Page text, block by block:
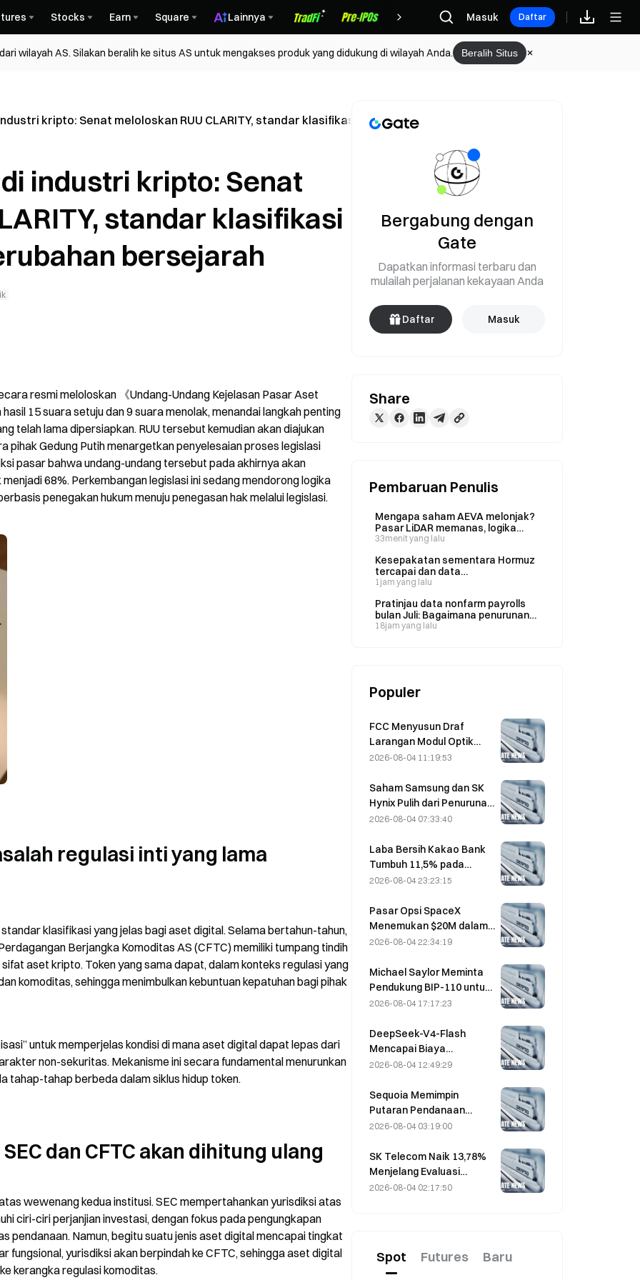
Stocks Earn Square Lainnya HadiahMasuk Daftar
wilayah AS. Silakan beralih ke situs AS untuk mengakses produk yang didukung di wilayah Anda. Beralih Situs
kripto: Senat meloloskan RUU CLARITY, standar klasifikasi aset mengalami perubahan bersejarah
industri kripto: Senat
standar klasifikasi
bersejarah
resmi meloloskan 《Undang-Undang Kejelasan Pasar Aset
15 suara setuju dan 9 suara menolak, menandai langkah penting
telah lama dipersiapkan. RUU tersebut kemudian akan diajukan
pihak Gedung Putih menargetkan penyelesaian proses legislasi
pasar bahwa undang-undang tersebut pada akhirnya akan
68%. Perkembangan legislasi ini sedang mendorong logika
penegakan hukum menuju penegasan hak melalui legislasi.
regulasi inti yang lama
klasifikasi yang jelas bagi aset digital. Selama bertahun-tahun,
Berjangka Komoditas AS (CFTC) memiliki tumpang tindih
aset kripto. Token yang sama dapat, dalam konteks regulasi yang
komoditas, sehingga menimbulkan kebuntuan kepatuhan bagi pihak
untuk memperjelas kondisi di mana aset digital dapat lepas dari
non-sekuritas. Mekanisme ini secara fundamental menurunkan
tahap-tahap berbeda dalam siklus hidup token.
dan CFTC akan dihitung ulang
wewenang kedua institusi. SEC mempertahankan yurisdiksi atas
ciri-ciri perjanjian investasi, dengan fokus pada pengungkapan
pendanaan. Namun, begitu suatu jenis aset digital mencapai tingkat
fungsional, yurisdiksi akan berpindah ke CFTC, sehingga aset digital
kerangka regulasi komoditas.
Bergabung dengan
Gate
Dapatkan informasi terbaru dan
mulailah perjalanan kekayaan Anda
Daftar Masuk
Share
Pembaruan Penulis
Mengapa saham AEVA melonjak?
Pasar LiDAR memanas, logika
bisnis baru AEVA dibedah secara
33menit yang lalu
Kesepakatan sementara Hormuz
tercapai dan data
ketenagakerjaan nonpertanian
minyak mentah, emas, dan Bitcoin
menyesuaikan harganya?
1jam yang lalu
Pratinjau data nonfarm payrolls
bulan Juli: Bagaimana penurunan
jumlah pekerjaan ADP hingga
18jam yang lalu
Populer
FCC Menyusun Draf
Larangan Modul Optik
Pusat Data dari Tiongkok;
Terdampak pada 27%
Pangsa Pasarnya
2026-08-04 11:19:53
Saham Samsung dan SK
Hynix Pulih dari Penurunan
5% Berkat Pembelian oleh
2026-08-04 07:33:40
Laba Bersih Kakao Bank
Tumbuh 11,5% pada
Kuartal II, Laba Semester
2026-08-04 23:23:15
Pasar Opsi SpaceX
Menemukan $20M dalam
Posisi Call dengan Strike
Menjelang Kedaluwarsa
Hari Jumat
2026-08-04 22:34:19
Michael Saylor Meminta
Pendukung BIP-110 untuk
“Mundur” setelah
Mandek di 2,70%
2026-08-04 17:17:23
DeepSeek-V4-Flash
Mencapai Biaya
Operasional Terendah di
dalam Benchmark Terbaru
2026-08-04 12:49:29
Sequoia Memimpin
Putaran Pendanaan
Ekuitas $1B untuk Startup
3 Agustus
2026-08-04 03:19:00
SK Telecom Naik 13,78%
Menjelang Evaluasi
Putaran Kedua Model AI
2026-08-04 02:17:50
Spot Futures Baru